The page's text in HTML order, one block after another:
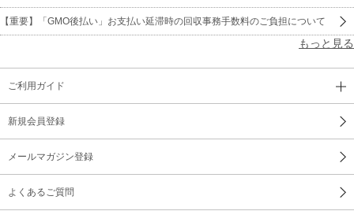
【重要】「GMO後払い」お支払い延滞時の回収事務手数料のご負担について
もっと見る
ご利用ガイド
新規会員登録
メールマガジン登録
よくあるご質問